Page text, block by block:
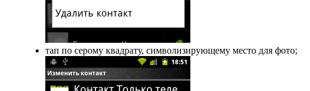
тап по серому квадрату, символизирующему место для фото;